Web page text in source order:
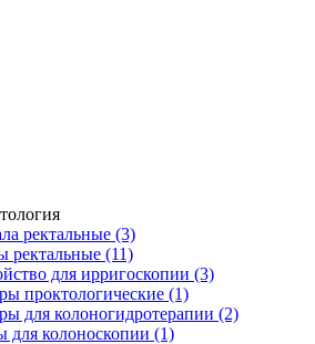
ректальные (3)
ректальные (11)
для ирригоскопии (3)
проктологические (1)
для колоногидротерапии (2)
для колоноскопии (1)